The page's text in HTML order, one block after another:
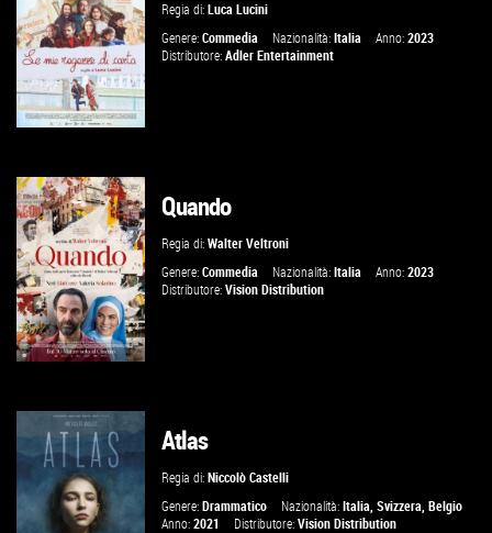
VAI ALLA SCHEDA
GUARDA IL TRAILER
VAI ALLA SCHEDA
Regia di:Luca Lucini
Genere:Commedia Nazionalità:Italia Anno:2023
Distributore:Adler Entertainment
GUARDA IL TRAILER
VAI ALLA SCHEDA
Quando
Regia di:Walter Veltroni
Genere:Commedia Nazionalità:Italia Anno:2023
Distributore:Vision Distribution
Atlas
Regia di:Niccolò Castelli
Genere:Drammatico Nazionalità:Italia ,Svizzera ,Belgio
Anno:2021 Distributore:Vision Distribution